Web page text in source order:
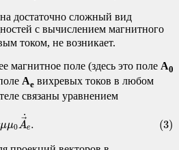
достаточно сложный вид
с вычислением магнитного
током, не возникает.
поле (здесь это поле A0
Ae вихревых токов в любом
связаны уравнением
μμ0
˙
→
Ae. (3)
A